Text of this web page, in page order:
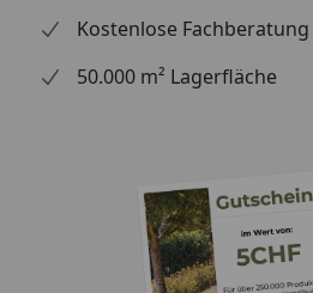
Kostenlose Fachberatung
50.000 m² Lagerfläche